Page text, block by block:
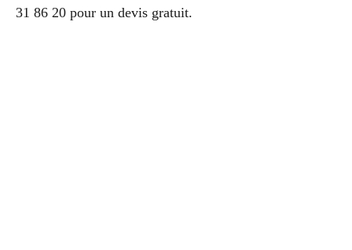
31 86 20 pour un devis gratuit.